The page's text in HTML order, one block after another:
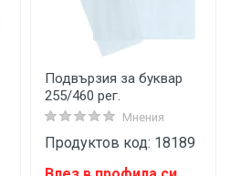
Подвързия за буквар
255/460 рег.
Мнения
Продуктов код: 18189